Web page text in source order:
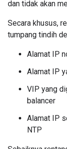
dan tidak akan
Secara khusus,
tumpang tindih
Alamat IP
Alamat IP
VIP yang
balancer
Alamat IP
NTP